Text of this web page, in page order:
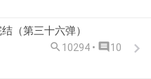
（第三十六弹）
 10294 •  10